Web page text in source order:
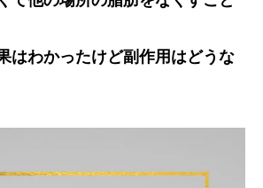
はわかったけど副作用はどうな